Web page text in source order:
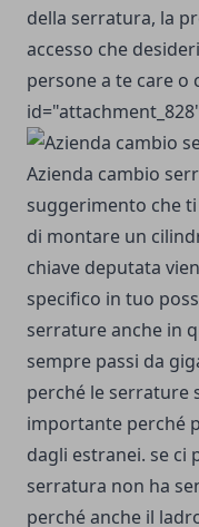
della serratura, la
accesso che
persone a te care o
Azienda cambio
suggerimento che
di montare un
chiave deputata
specifico in tuo
serrature anche in
sempre passi da
perché le serrature
importante perché
dagli estranei. se ci
serratura non ha
perché anche il